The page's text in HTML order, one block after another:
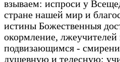
взываем: испроси у
стране нашей мир и
истины Божественныя
окормление, лжеучителей
подвизающимся -
душевную и телесную;